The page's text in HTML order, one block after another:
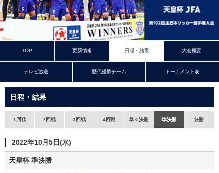
TOP 更新情報 日程・結果 大会概要
テレビ放送 歴代優勝チーム トーナメント表
日程・結果
1回戦 2回戦 3回戦 4回戦 準々決勝 準決勝 決勝
2022年10月5日(水)
天皇杯 準決勝